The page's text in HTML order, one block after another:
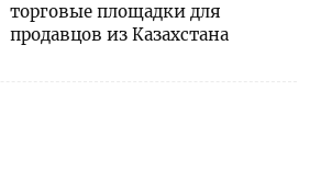
торговые площадки для
продавцов из Казахстана